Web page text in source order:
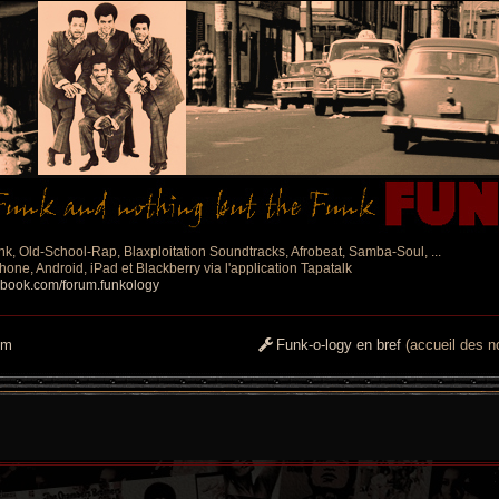
Old-School-Rap, Blaxploitation Soundtracks, Afrobeat, Samba-Soul, ...
Android, iPad et Blackberry via l'application Tapatalk
forum.funkology
Funk-o-logy en bref (accueil des